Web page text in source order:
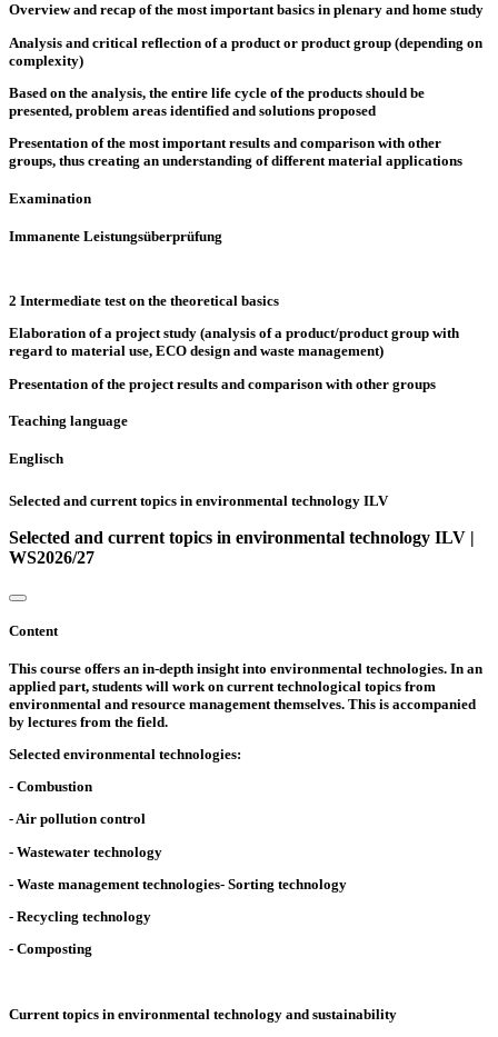
Overview and recap of the most important basics in plenary and home study
Analysis and critical reflection of a product or product group (depending on
complexity)
Based on the analysis, the entire life cycle of the products should be
presented, problem areas identified and solutions proposed
Presentation of the most important results and comparison with other
groups, thus creating an understanding of different material applications
Examination
Immanente Leistungsüberprüfung
2 Intermediate test on the theoretical basics
Elaboration of a project study (analysis of a product/product group with
regard to material use, ECO design and waste management)
Presentation of the project results and comparison with other groups
Teaching language
Englisch
Selected and current topics in environmental technology ILV
Selected and current topics in environmental technology ILV |
WS2026/27
Content
This course offers an in-depth insight into environmental technologies. In an
applied part, students will work on current technological topics from
environmental and resource management themselves. This is accompanied
by lectures from the field.
Selected environmental technologies:
- Combustion
- Air pollution control
- Wastewater technology
- Waste management technologies- Sorting technology
- Recycling technology
- Composting
Current topics in environmental technology and sustainability